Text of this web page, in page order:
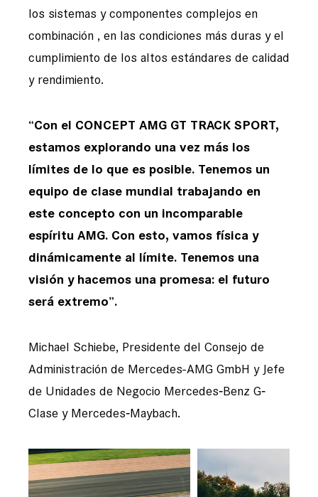
los sistemas y componentes complejos en
combinación , en las condiciones más duras y el
cumplimiento de los altos estándares de calidad
y rendimiento.
“Con el CONCEPT AMG GT TRACK SPORT,
estamos explorando una vez más los
límites de lo que es posible. Tenemos un
equipo de clase mundial trabajando en
este concepto con un incomparable
espíritu AMG. Con esto, vamos física y
dinámicamente al límite. Tenemos una
visión y hacemos una promesa: el futuro
será extremo”.
Michael Schiebe, Presidente del Consejo de
Administración de Mercedes-AMG GmbH y Jefe
de Unidades de Negocio Mercedes‐Benz G‐
Clase y Mercedes‐Maybach.